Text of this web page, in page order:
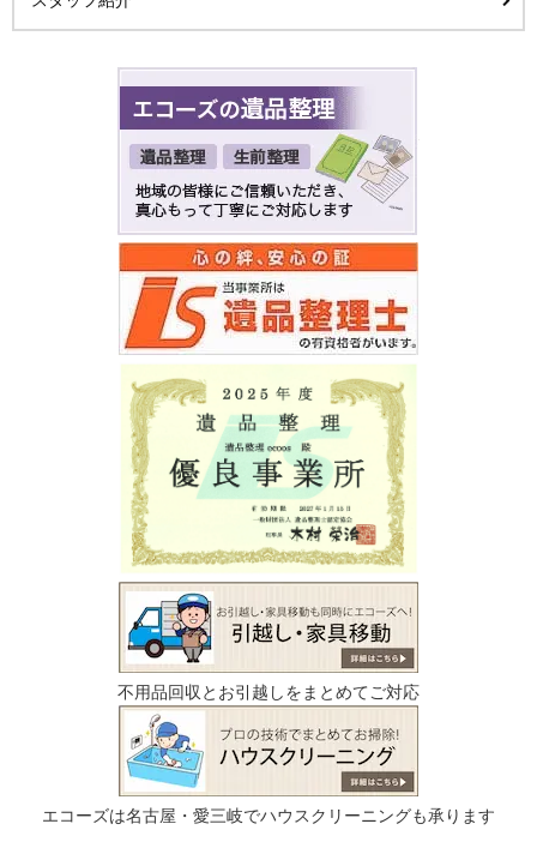
不用品回収とお引越しをまとめてご対応
エコーズは名古屋・愛三岐でハウスクリーニングも承ります